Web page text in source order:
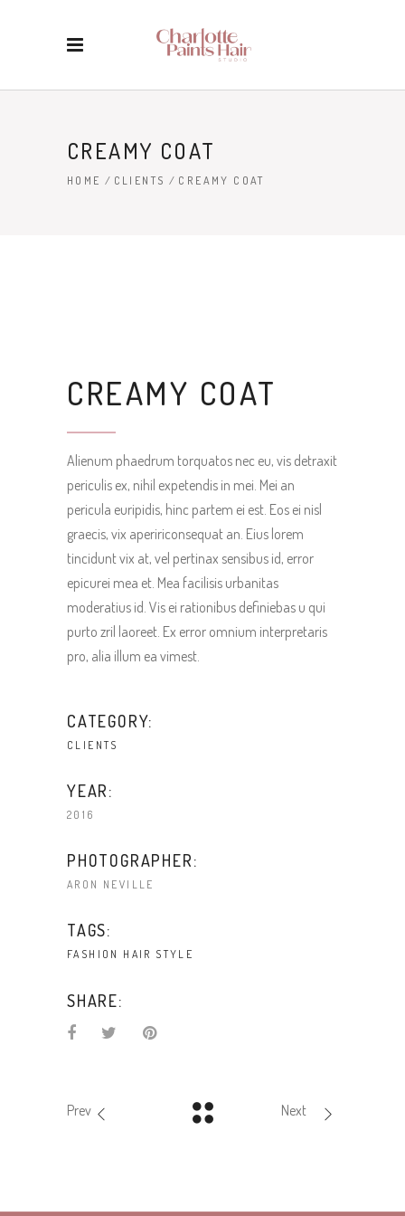
CREAMY COAT
HOME / CLIENTS / CREAMY COAT
CREAMY COAT
Alienum phaedrum torquatos nec eu, vis detraxit
periculis ex, nihil expetendis in mei. Mei an
pericula euripidis, hinc partem ei est. Eos ei nisl
graecis, vix apeririconsequat an. Eius lorem
tincidunt vix at, vel pertinax sensibus id, error
epicurei mea et. Mea facilisis urbanitas
moderatius id. Vis ei rationibus definiebas u qui
purto zril laoreet. Ex error omnium interpretaris
pro, alia illum ea vimest.
CATEGORY:
CLIENTS
YEAR:
2016
PHOTOGRAPHER:
ARON NEVILLE
TAGS:
FASHION HAIR STYLE
SHARE:
Prev Next